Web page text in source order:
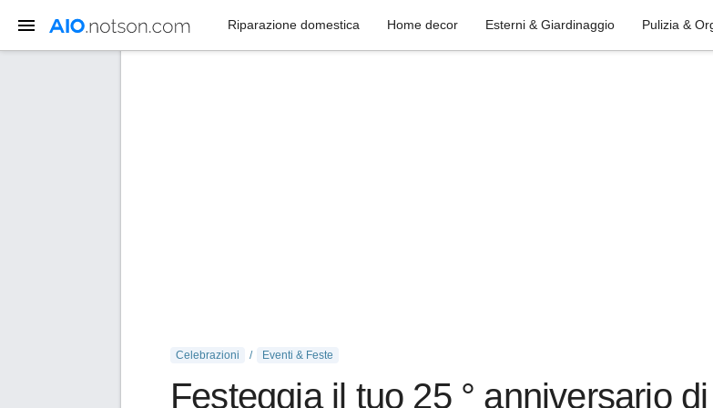
Riparazione domestica Home decor Esterni & Giardinaggio Pulizia &
Celebrazioni Eventi & Feste
Festeggia il tuo 25 ° anniversario